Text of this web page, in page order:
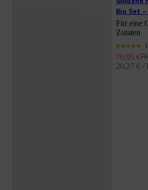
Bio Set
Für eine
Zutaten
Angebot
70,95 €
20,27 € /